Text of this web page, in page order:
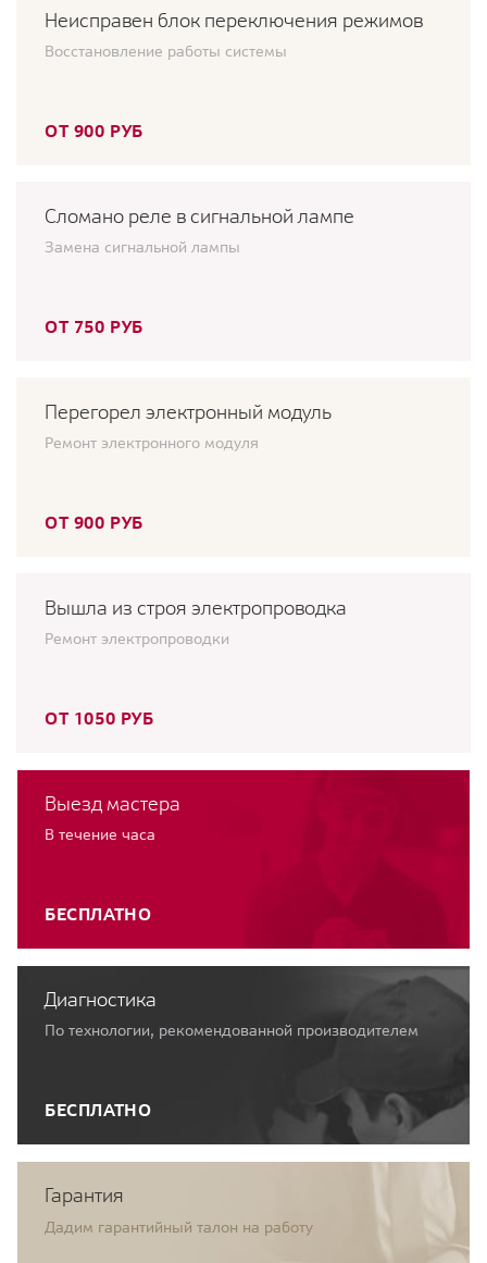
Неисправен блок переключения режимов
Восстановление работы системы
ОТ 900 РУБ
Сломано реле в сигнальной лампе
Замена сигнальной лампы
ОТ 750 РУБ
Перегорел электронный модуль
Ремонт электронного модуля
ОТ 900 РУБ
Вышла из строя электропроводка
Ремонт электропроводки
ОТ 1050 РУБ
Выезд мастера
В течение часа
БЕСПЛАТНО
Диагностика
По технологии, рекомендованной производителем
БЕСПЛАТНО
Гарантия
Дадим гарантийный талон на работу